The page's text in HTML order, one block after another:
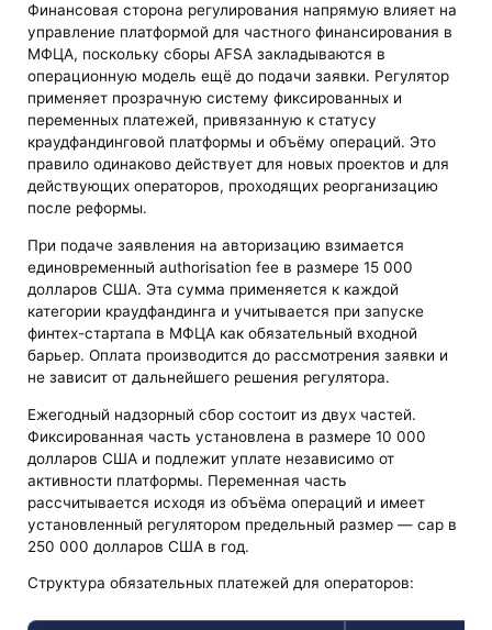
Финансовая сторона регулирования напрямую влияет на
управление платформой для частного финансирования в
МФЦА, поскольку сборы AFSA закладываются в
операционную модель ещё до подачи заявки. Регулятор
применяет прозрачную систему фиксированных и
переменных платежей, привязанную к статусу
краудфандинговой платформы и объёму операций. Это
правило одинаково действует для новых проектов и для
действующих операторов, проходящих реорганизацию
после реформы.
При подаче заявления на авторизацию взимается
единовременный authorisation fee в размере 15 000
долларов США. Эта сумма применяется к каждой
категории краудфандинга и учитывается при запуске
финтех-стартапа в МФЦА как обязательный входной
барьер. Оплата производится до рассмотрения заявки и
не зависит от дальнейшего решения регулятора.
Ежегодный надзорный сбор состоит из двух частей.
Фиксированная часть установлена в размере 10 000
долларов США и подлежит уплате независимо от
активности платформы. Переменная часть
рассчитывается исходя из объёма операций и имеет
установленный регулятором предельный размер — cap в
250 000 долларов США в год.
Структура обязательных платежей для операторов: